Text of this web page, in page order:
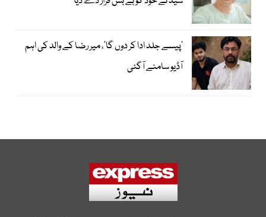
’پیسے جلد ادا کر دوں گا‘، میر رضا کے والد کی اہم
آڈیو سامنے آگئی